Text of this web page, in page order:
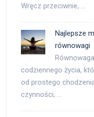
Wręcz przeciwnie, …
Najlepsze
równowagi
codziennego życia,
od prostego
czynności, …